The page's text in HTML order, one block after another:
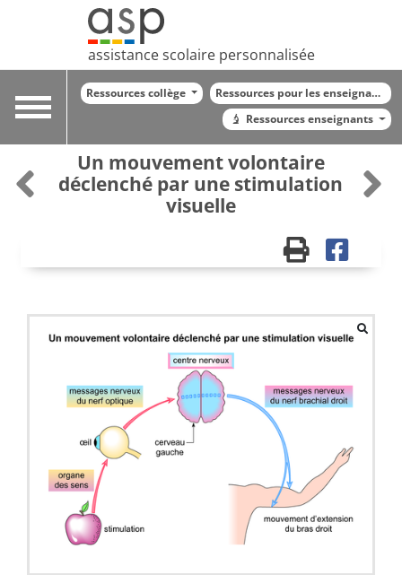
assistance scolaire personnalisée
Toggle
Ressources collège
Ressources pour les enseignants
Ressources enseignants
Un mouvement volontaire
déclenché par une stimulation
visuelle